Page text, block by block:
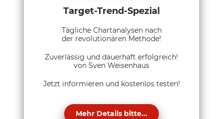
Target-Trend-Spezial
Tägliche Chartanalysen nach
der revolutionären Methode!
Zuverlässig und dauerhaft erfolgreich!
von Sven Weisenhaus
Jetzt informieren und kostenlos testen!
Mehr Details bitte...